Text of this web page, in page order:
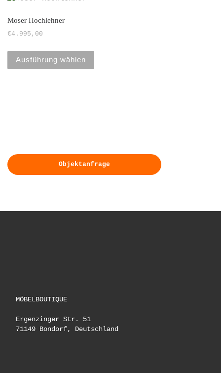
Moser Hochlehner
€4.995,00
Ausführung wählen
Objektanfrage
MÖBELBOUTIQUE
Ergenzinger Str. 51
71149 Bondorf, Deutschland